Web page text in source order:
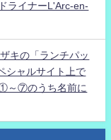
ライナーL'Arc-en-
キの「ランチパッ
シャルサイト上で
～⑦のうち名前に